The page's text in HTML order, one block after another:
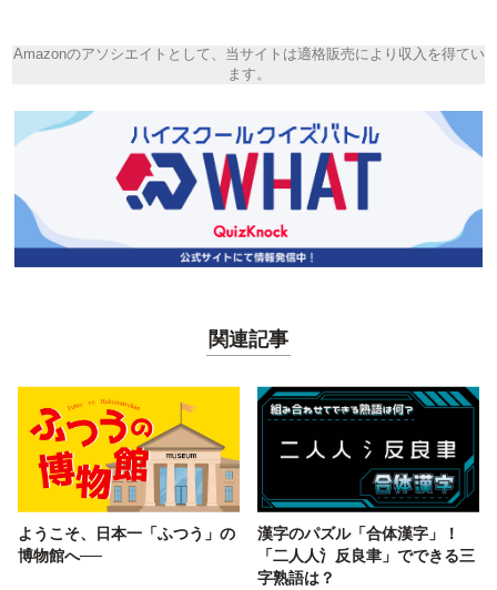
Amazonのアソシエイトとして、当サイトは適格販売により収入を得てい
ます。
関連記事
ようこそ、日本一「ふつう」の
博物館へ──
漢字のパズル「合体漢字」！
「二人人氵反良聿」でできる三
字熟語は？